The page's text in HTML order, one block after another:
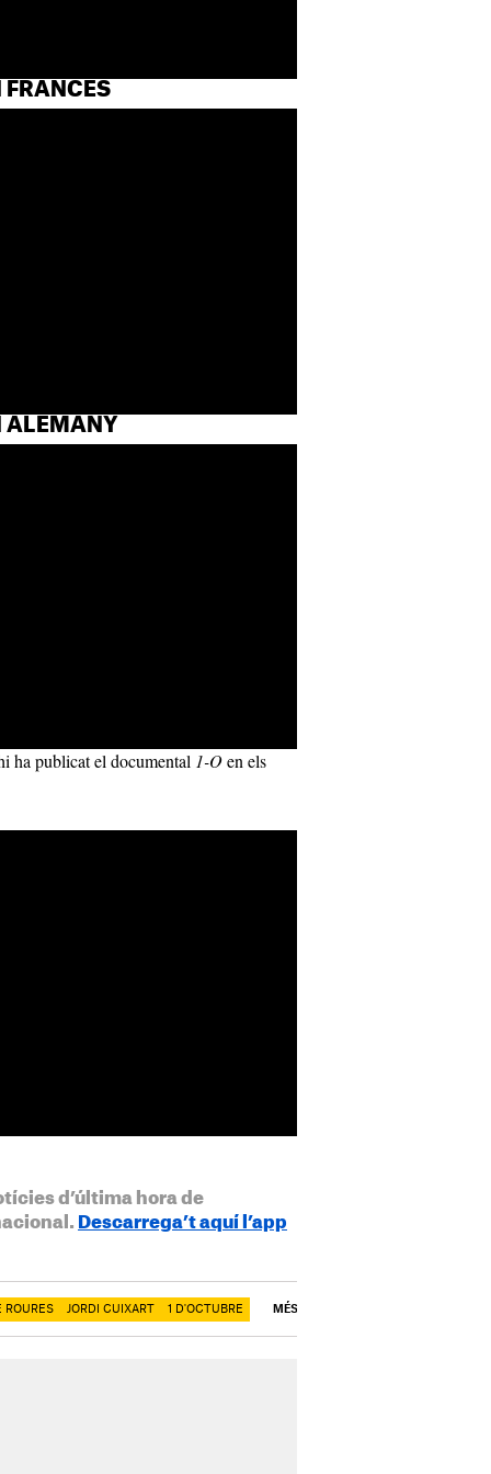
FRANCÈS
ALEMANY
ha publicat el documental 1-Oen els
d’última hora de
Descarrega’t aquí l’app
ROURES JORDI CUIXART 1 D'OCTUBRE MÉS